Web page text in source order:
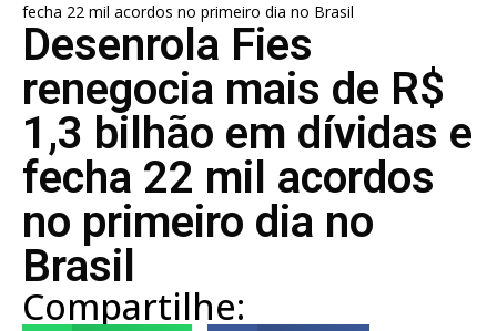
fecha 22 mil acordos no primeiro dia no Brasil
Desenrola Fies
renegocia mais de R$
1,3 bilhão em dívidas e
fecha 22 mil acordos
no primeiro dia no
Brasil
Compartilhe: